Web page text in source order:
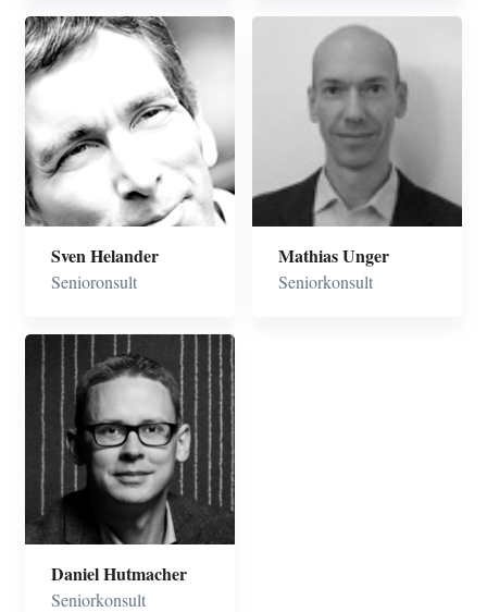
Sven Helander
Senioronsult
Verksamhets- och
processutveckling
Transformation och
automatisering
Produktutvecklingsmetodik
Mathias Unger
Seniorkonsult
Daniel Hutmacher
Seniorkonsult